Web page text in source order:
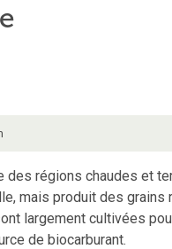
des régions chaudes et
mais produit des
largement cultivées
de biocarburant.